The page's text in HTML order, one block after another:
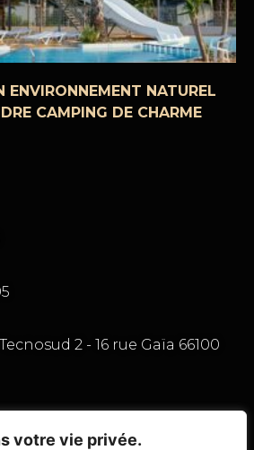
votre vie privée.
ENVIRONNEMENT NATUREL
CAMPING DE CHARME
2 - 16 rue Gaïa 66100
NOUS